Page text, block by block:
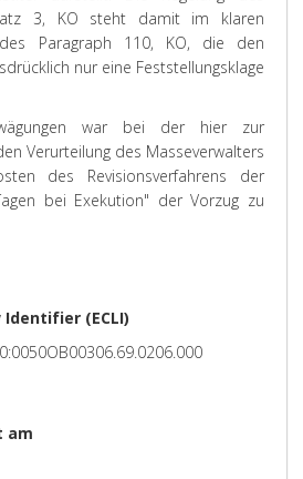
3, KO steht damit im klaren
Paragraph 110, KO, die den
nur eine Feststellungsklage
war bei der hier zur
Verurteilung des Masseverwalters
des Revisionsverfahrens der
bei Exekution" der Vorzug zu
Identifier (ECLI)
am